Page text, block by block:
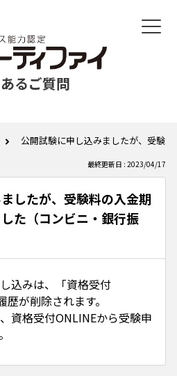
るご質問
公開試験に申し込みましたが、受験
最終更新日 : 2023/04/17
したが、受験料の入金期
た（コンビニ・銀行振
込みは、「資格受付
が削除されます。
資格受付ONLINEから受験申